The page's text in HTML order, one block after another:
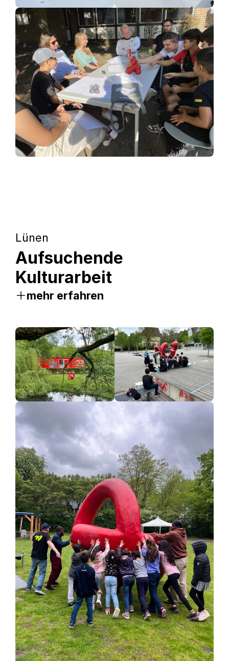
Lünen
Aufsuchende
Kulturarbeit
mehr erfahren